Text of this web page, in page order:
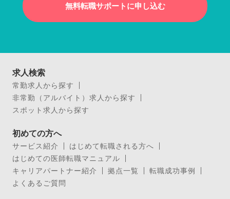
無料転職サポートに申し込む
求人検索
常勤求人から探す
非常勤（アルバイト）求人から探す
スポット求人から探す
初めての方へ
サービス紹介
はじめて転職される方へ
はじめての医師転職マニュアル
キャリアパートナー紹介
拠点一覧
転職成功事例
よくあるご質問